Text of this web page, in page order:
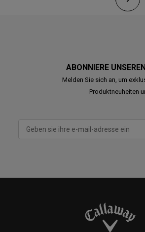
ABONNIERE
Melden Sie sich an, um
Produktneuheiten